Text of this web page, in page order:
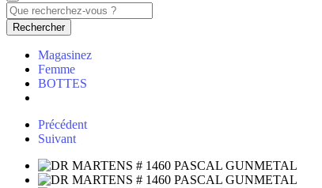
Rechercher
Magasinez
Femme
BOTTES
Précédent
Suivant